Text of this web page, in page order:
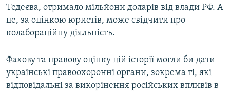
Тедеєва, отримало мільйони доларів від влади РФ. А
це, за оцінкою юристів, може свідчити про
колабораційну діяльність.
Фахову та правову оцінку цій історії могли би дати
українські правоохоронні органи, зокрема ті, які
відповідальні за викорінення російських впливів в